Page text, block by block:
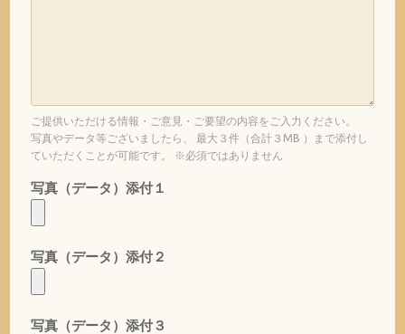
ご提供いただける情報・ご意見・ご要望の内容をご入力ください。
写真やデータ等ございましたら、 最大３件（合計３MB ）まで添付し
ていただくことが可能です。 ※必須ではありません
写真（データ）添付１
写真（データ）添付２
写真（データ）添付３